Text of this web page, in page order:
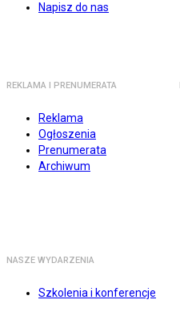
Napisz do nas
REKLAMA I PRENUMERATA
Reklama
Ogłoszenia
Prenumerata
Archiwum
NASZE WYDARZENIA
Szkolenia i konferencje